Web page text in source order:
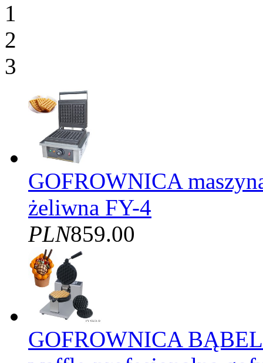
1
2
3
GOFROWNICA
żeliwna FY-4
PLN859.00
GOFROWNICA